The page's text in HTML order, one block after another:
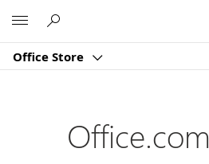
Office Store
Office.com